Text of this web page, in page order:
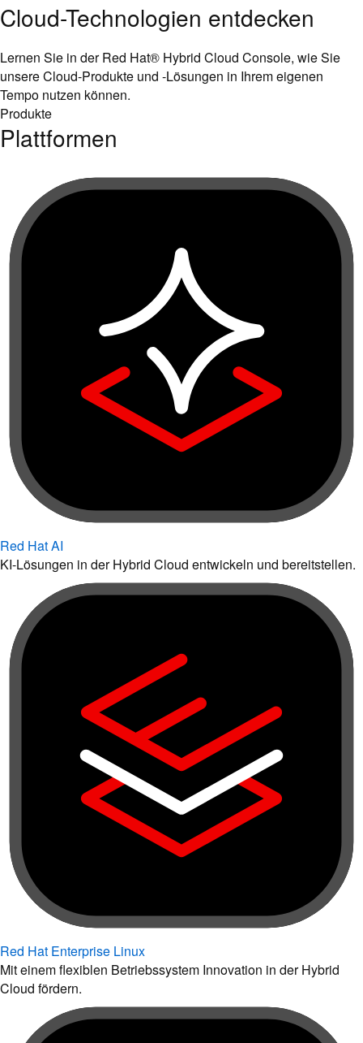
Cloud-Technologien entdecken
Lernen Sie in der Red Hat® Hybrid Cloud Console, wie Sie
unsere Cloud-Produkte und -Lösungen in Ihrem eigenen
Tempo nutzen können.
Produkte
Plattformen
Red Hat AI
KI-Lösungen in der Hybrid Cloud entwickeln und bereitstellen.
Red Hat Enterprise Linux
Mit einem flexiblen Betriebssystem Innovation in der Hybrid
Cloud fördern.